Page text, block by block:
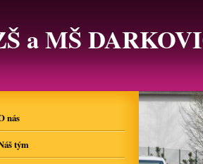
a MŠ
nás
tým